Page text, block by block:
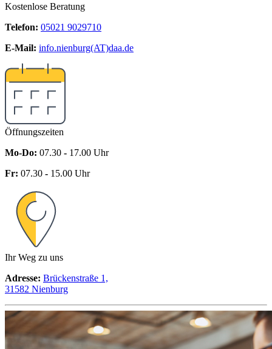
Kostenlose Beratung
Telefon: 05021 9029710
E-Mail: info.nienburg(AT)daa.de
Öffnungszeiten
Mo-Do: 07.30 - 17.00 Uhr
Fr: 07.30 - 15.00 Uhr
Ihr Weg zu uns
Adresse: Brückenstraße 1,
31582 Nienburg